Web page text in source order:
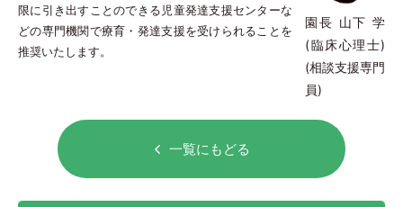
園長 山下 学
(臨床心理士)
(相談支援専門
員)
限に引き出すことのできる児童発達支援センターな
どの専門機関で療育・発達支援を受けられることを
推奨いたします。
一覧にもどる